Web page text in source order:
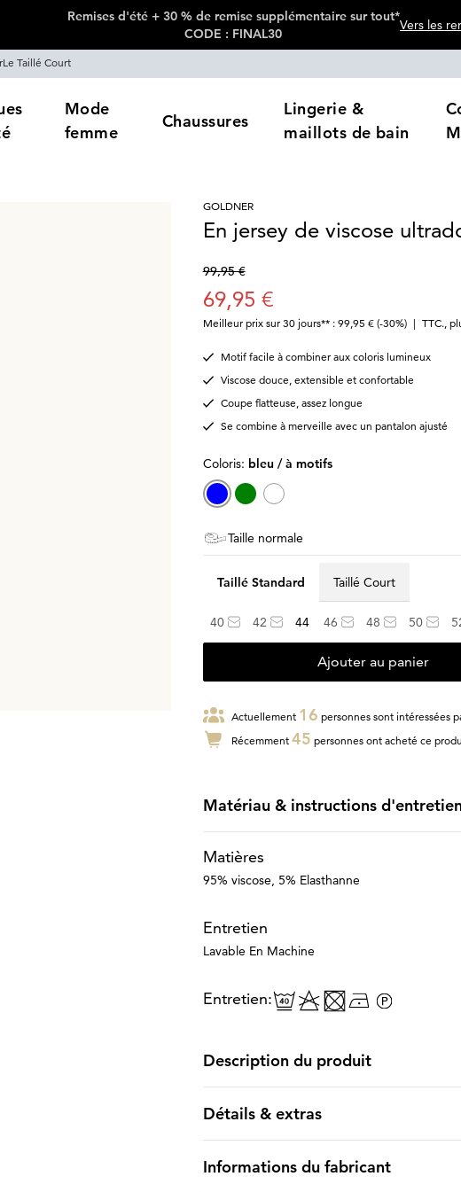
Remises d'été + 30 % de remise supplémentaire sur tout*
CODE : FINAL30
Vers les
Le Taillé Court
Mode
femme
Chaussures
Lingerie &
maillots de bain
GOLDNER
En jersey de viscose
99,95 €
69,95 €
Meilleur prix sur 30 jours** : 99,95 € (-30%) | TTC.,
Motif facile à combiner aux coloris lumineux
Viscose douce, extensible et confortable
Coupe flatteuse, assez longue
Se combine à merveille avec un pantalon ajusté
Coloris: bleu / à motifs
Taille normale
Taillé Standard Taillé Court
40 42 44 46 48 50
Ajouter au panier
Actuellement 16 personnes sont intéressées
Récemment 45 personnes ont acheté ce
Matériau & instructions
Matières
95% viscose, 5% Elasthanne
Entretien
Lavable En Machine
Entretien:
Description du produit
Détails & extras
Informations du fabricant